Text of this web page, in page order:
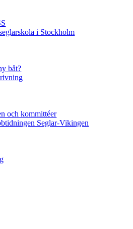
i Stockholm
båt?
och kommittéer
Seglar-Vikingen